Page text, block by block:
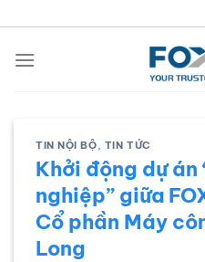
đến
nội
TIN NỘI BỘ, TIN TỨC
Khởi động dự án
nghiệp” giữa
Cổ phần Máy
Long